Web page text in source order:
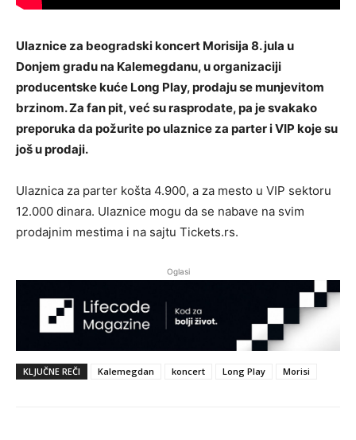
Ulaznice za beogradski koncert Morisija 8. jula u
Donjem gradu na Kalemegdanu, u organizaciji
producentske kuće Long Play, prodaju se munjevitom
brzinom. Za fan pit, već su rasprodate, pa je svakako
preporuka da požurite po ulaznice za parter i VIP koje su
još u prodaji.
Ulaznica za parter košta 4.900, a za mesto u VIP sektoru
12.000 dinara. Ulaznice mogu da se nabave na svim
prodajnim mestima i na sajtu Tickets.rs.
Oglasi
KLJUČNE REČI Kalemegdan koncert Long Play Morisi